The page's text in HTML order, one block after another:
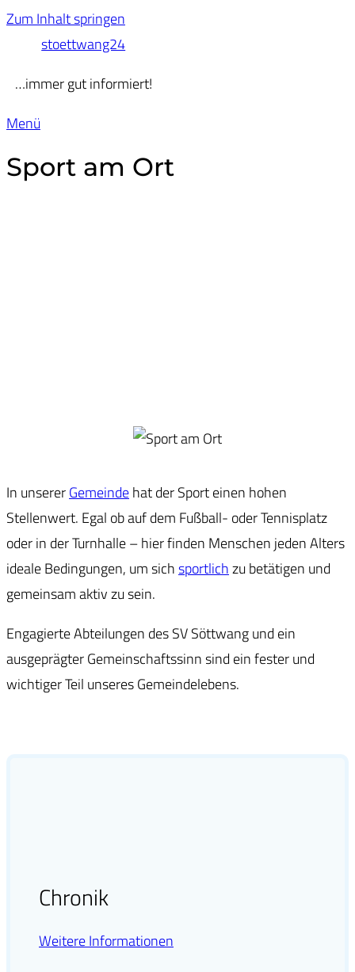
Zum Inhalt springen
stoettwang24
…immer gut informiert!
Menü
Sport am Ort
In unsererGemeindehat der Sport einen hohen
Stellenwert. Egal ob auf dem Fußball- oder Tennisplatz
oder in der Turnhalle – hier finden Menschen jeden Alters
ideale Bedingungen, um sichsportlichzu betätigen und
gemeinsam aktiv zu sein.
Engagierte Abteilungen des SV Söttwang und ein
ausgeprägter Gemeinschaftssinn sind ein fester und
wichtiger Teil unseres Gemeindelebens.
Chronik
Weitere Informationen